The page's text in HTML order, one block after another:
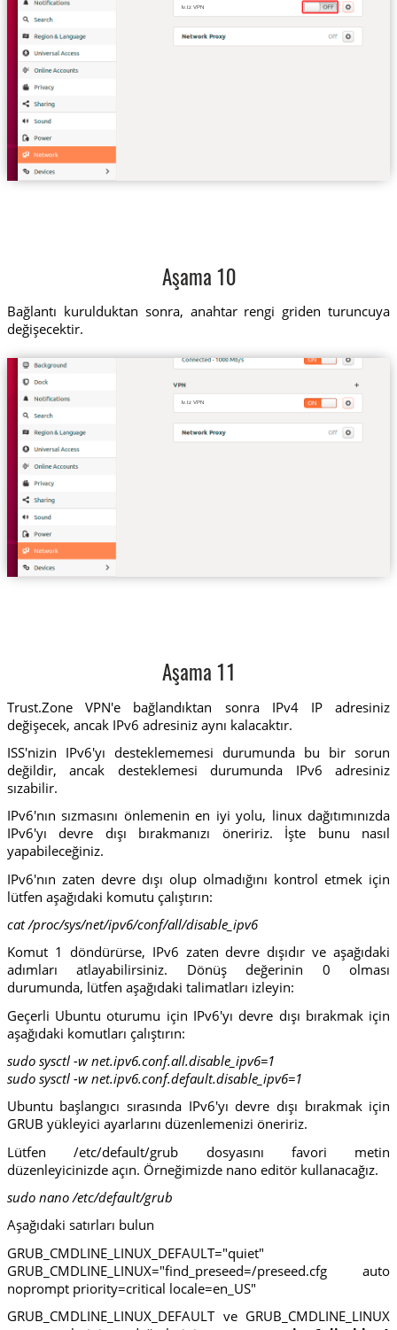
lv.tz VPN
Aşama 10
Bağlantı kurulduktan sonra, anahtar rengi griden turuncuya
değişecektir.
lv.tz VPN
Aşama 11
Trust.Zone VPN'e bağlandıktan sonra IPv4 IP adresiniz
değişecek, ancak IPv6 adresiniz aynı kalacaktır.
ISS'nizin IPv6'yı desteklememesi durumunda bu bir sorun
değildir, ancak desteklemesi durumunda IPv6 adresiniz
sızabilir.
IPv6'nın sızmasını önlemenin en iyi yolu, linux dağıtımınızda
IPv6'yı devre dışı bırakmanızı öneririz. İşte bunu nasıl
yapabileceğiniz.
IPv6'nın zaten devre dışı olup olmadığını kontrol etmek için
lütfen aşağıdaki komutu çalıştırın:
cat /proc/sys/net/ipv6/conf/all/disable_ipv6
Komut 1 döndürürse, IPv6 zaten devre dışıdır ve aşağıdaki
adımları atlayabilirsiniz. Dönüş değerinin 0 olması
durumunda, lütfen aşağıdaki talimatları izleyin:
Geçerli Ubuntu oturumu için IPv6'yı devre dışı bırakmak için
aşağıdaki komutları çalıştırın:
sudo sysctl -w net.ipv6.conf.all.disable_ipv6=1
sudo sysctl -w net.ipv6.conf.default.disable_ipv6=1
Ubuntu başlangıcı sırasında IPv6'yı devre dışı bırakmak için
GRUB yükleyici ayarlarını düzenlemenizi öneririz.
Lütfen /etc/default/grub dosyasını favori metin
düzenleyicinizde açın. Örneğimizde nano editör kullanacağız.
sudo nano /etc/default/grub
Aşağıdaki satırları bulun
GRUB_CMDLINE_LINUX_DEFAULT="quiet"
GRUB_CMDLINE_LINUX="find_preseed=/preseed.cfg auto
noprompt priority=critical locale=en_US"
GRUB_CMDLINE_LINUX_DEFAULT ve GRUB_CMDLINE_LINUX